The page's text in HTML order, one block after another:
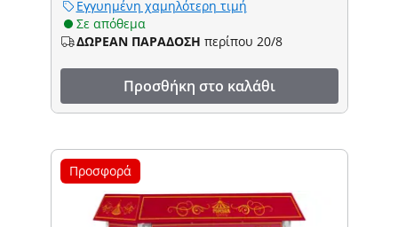
Εγγυημένη χαμηλότερη τιμή
Σε απόθεμα
ΔΩΡΕΑΝ ΠΑΡΑΔΟΣΗ περίπου 20/8
Προσθήκη στο καλάθι
Προσφορά